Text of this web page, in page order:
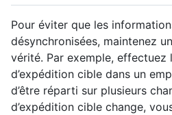
Pour éviter que les
désynchronisées, maintenez
vérité. Par exemple, effectuez
d’expédition cible dans un
d’être réparti sur plusieurs
d’expédition cible change,